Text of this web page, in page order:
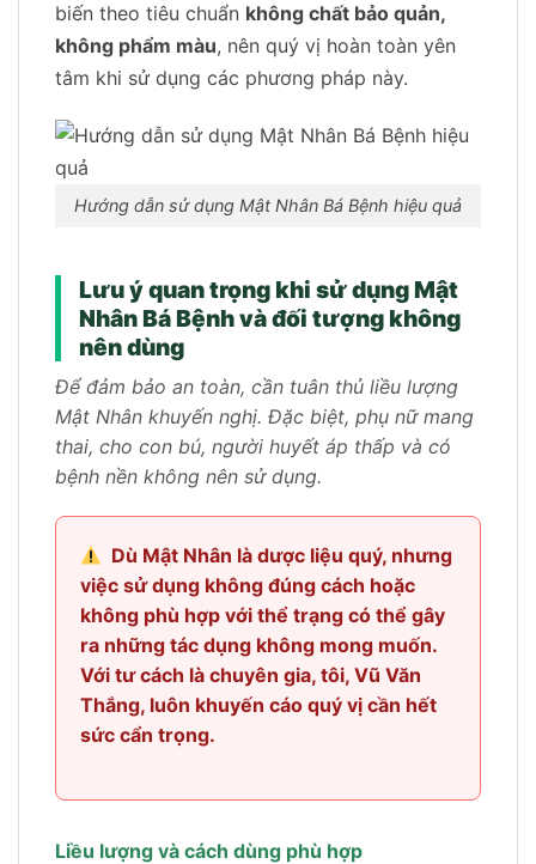
biến theo tiêu chuẩn không chất bảo quản,
không phẩm màu, nên quý vị hoàn toàn yên
tâm khi sử dụng các phương pháp này.
Hướng dẫn sử dụng Mật Nhân Bá Bệnh hiệu quả
Lưu ý quan trọng khi sử dụng Mật
Nhân Bá Bệnh và đối tượng không
nên dùng
Để đảm bảo an toàn, cần tuân thủ liều lượng
Mật Nhân khuyến nghị. Đặc biệt, phụ nữ mang
thai, cho con bú, người huyết áp thấp và có
bệnh nền không nên sử dụng.
Dù Mật Nhân là dược liệu quý, nhưng
việc sử dụng không đúng cách hoặc
không phù hợp với thể trạng có thể gây
ra những tác dụng không mong muốn.
Với tư cách là chuyên gia, tôi, Vũ Văn
Thắng, luôn khuyến cáo quý vị cần hết
sức cẩn trọng.
Liều lượng và cách dùng phù hợp